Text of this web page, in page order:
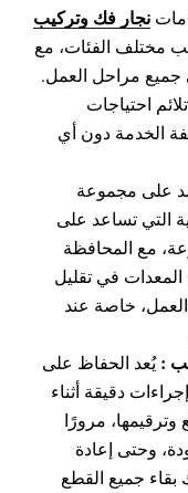
نجار فك وتركيب
مختلف الفئات، مع
مراحل العمل.
احتياجات
الخدمة دون أي
على مجموعة
التي تساعد على
مع المحافظة
في تقليل
خاصة عند
:يُعد الحفاظ على
دقيقة أثناء
مرورًا
وحتى إعادة
بقاء جميع القطع